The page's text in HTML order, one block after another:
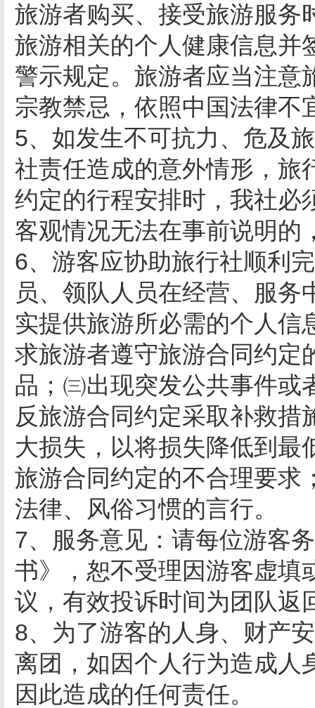
旅游者购买、接受旅游服务
旅游相关的个人健康信息并
警示规定。旅游者应当注意
宗教禁忌，依照中国法律不
5、如发生不可抗力、危及
社责任造成的意外情形，旅
约定的行程安排时，我社必
客观情况无法在事前说明的
6、游客应协助旅行社顺利
员、领队人员在经营、服
实提供旅游所必需的个人信
求旅游者遵守旅游合同约定
品；㈢出现突发公共事件或
反旅游合同约定采取补救措
大损失，以将损失降低到最
旅游合同约定的不合理要求
法律、风俗习惯的言行。
7、服务意见：请每位游客
书》，恕不受理因游客虚填
议，有效投诉时间为团队返
8、为了游客的人身、财产
离团，如因个人行为造成人
因此造成的任何责任。